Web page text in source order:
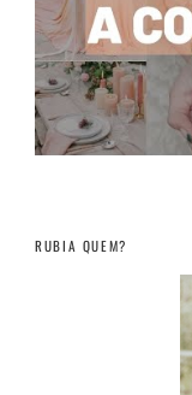
RUBIA QUEM?